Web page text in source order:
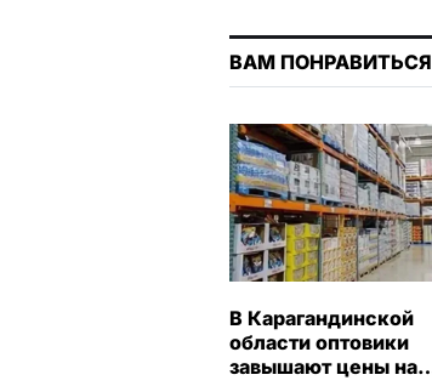
ВАМ ПОНРАВИТЬСЯ
В Карагандинской
области оптовики
завышают цены на